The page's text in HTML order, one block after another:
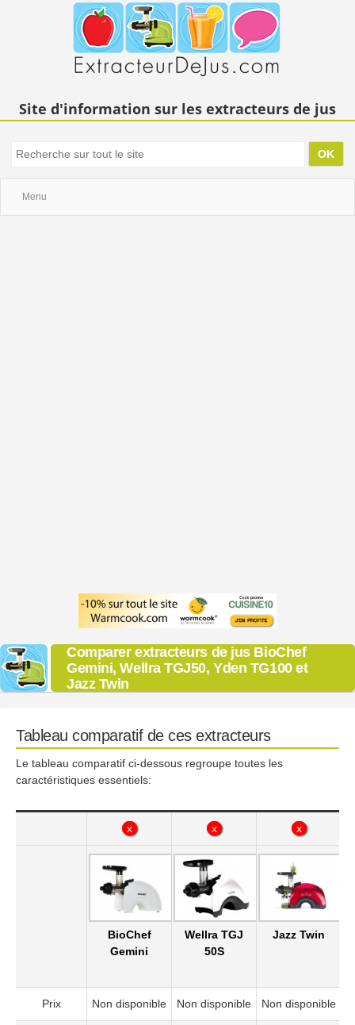
Site d'information sur les extracteurs de jus
Menu
Comparer extracteurs de jus BioChef
Gemini, Wellra TGJ50, Yden TG100 et
Jazz Twin
Tableau comparatif de ces extracteurs
Le tableau comparatif ci-dessous regroupe toutes les
caractéristiques essentiels:
x x
x
x
x x
BioChef
Gemini
Wellra TGJ
50S
Jazz Twin
Prix Non disponible Non disponible Non disponible